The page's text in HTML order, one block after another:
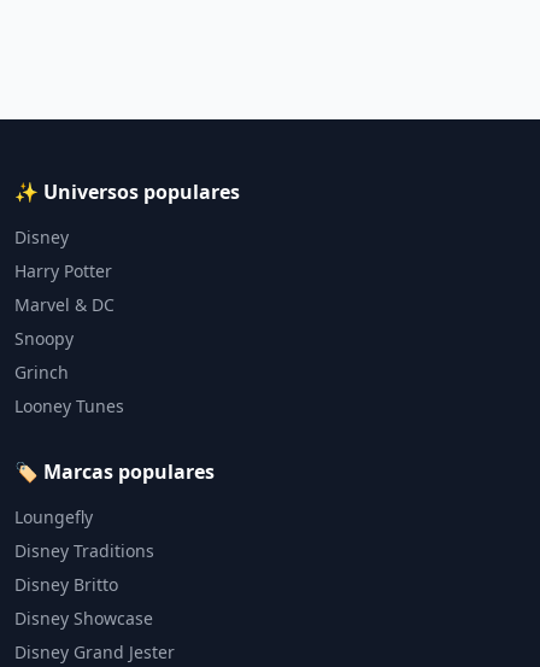
✨ Universos populares
Disney
Harry Potter
Marvel & DC
Snoopy
Grinch
Looney Tunes
🏷️ Marcas populares
Loungefly
Disney Traditions
Disney Britto
Disney Showcase
Disney Grand Jester